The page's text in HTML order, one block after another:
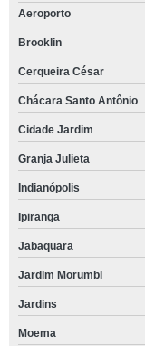
Aeroporto
Brooklin
Cerqueira César
Chácara Santo Antônio
Cidade Jardim
Granja Julieta
Indianópolis
Ipiranga
Jabaquara
Jardim Morumbi
Jardins
Moema